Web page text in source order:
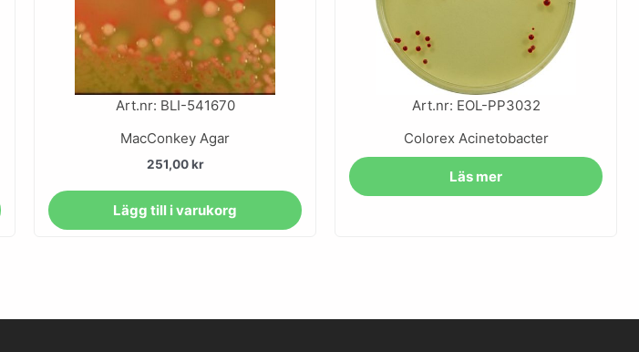
Art.nr: BLI-541670
MacConkey Agar
251,00kr
Lägg till i varukorg
Art.nr: EOL-PP3032
Colorex Acinetobacter
Läs mer